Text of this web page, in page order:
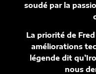
soudé par la
La priorité de
améliorations
légende dit
nous